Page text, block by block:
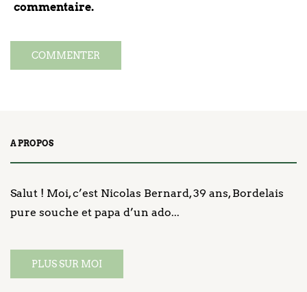
commentaire.
A PROPOS
Salut ! Moi, c’est Nicolas Bernard, 39 ans, Bordelais
pure souche et papa d’un ado...
PLUS SUR MOI